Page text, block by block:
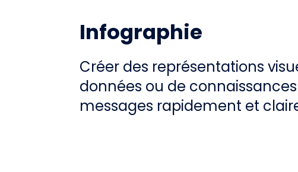
Infographie
Créer des représentations
données ou de
messages rapidement et